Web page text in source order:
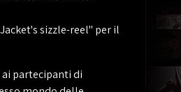
sizzle-reel" per il
partecipanti di